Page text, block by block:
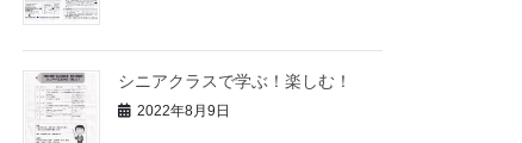
シニアクラスで学ぶ！楽しむ！
2022年8月9日